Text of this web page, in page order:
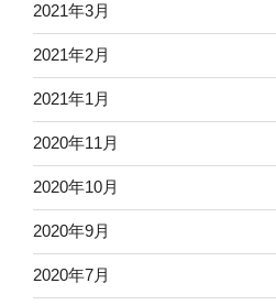
2021年3月
2021年2月
2021年1月
2020年11月
2020年10月
2020年9月
2020年7月